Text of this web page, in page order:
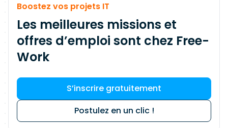
Boostez vos projets IT
Les meilleures missions et
offres d’emploi sont chez Free-
Work
S’inscrire gratuitement
Postulez en un clic !